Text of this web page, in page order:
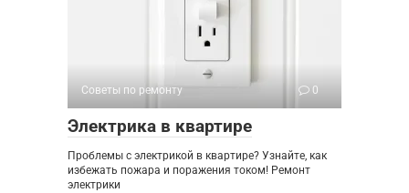
Советы по ремонту 0
Электрика в квартире
Проблемы с электрикой в квартире? Узнайте, как
избежать пожара и поражения током! Ремонт
электрики